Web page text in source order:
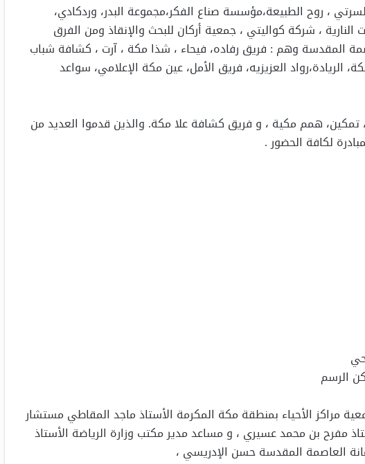
، روح الطبيعة،مؤسسة صناع الفكر،مجموعة البدر، وردكادي،
، شركة كواليتي ، جمعية أركان للبحث والإنقاذ ومن الفرق
المقدسة وهم : فريق رفاده، فيحاء ، شذا مكة ، آرت ، كشافة شباب
الريادة،رواد العزيزيه، فريق الأمل، عين مكة الإعلامي، سواعد
همم مكية ، و فريق كشافة علا مكة. والذين قدموا العديد من
لكافة الحضور .
الرسم
مراكز الأحياء بمنطقة مكة المكرمة الأستاذ ماجد المقاطي مستشار
مفرح بن محمد عسيري ، و مساعد مدير مكتب وزارة الرياضة الأستاذ
العاصمة المقدسة حسن الإدريسي ،